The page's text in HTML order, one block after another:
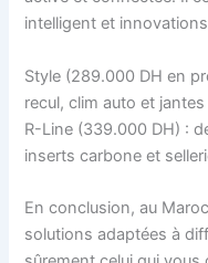
intelligent et
Style (289.000 DH en
recul, clim auto et jantes
R-Line (339.000 DH) :
inserts carbone et
En conclusion, au
solutions adaptées à